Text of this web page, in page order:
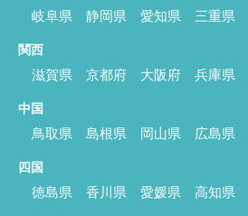
岐阜県 静岡県 愛知県 三重県
関西
滋賀県 京都府 大阪府 兵庫県
中国
鳥取県 島根県 岡山県 広島県
四国
徳島県 香川県 愛媛県 高知県